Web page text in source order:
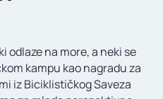
odlaze na more, a neki se
kampu kao nagradu za
iz Biciklističkog Saveza